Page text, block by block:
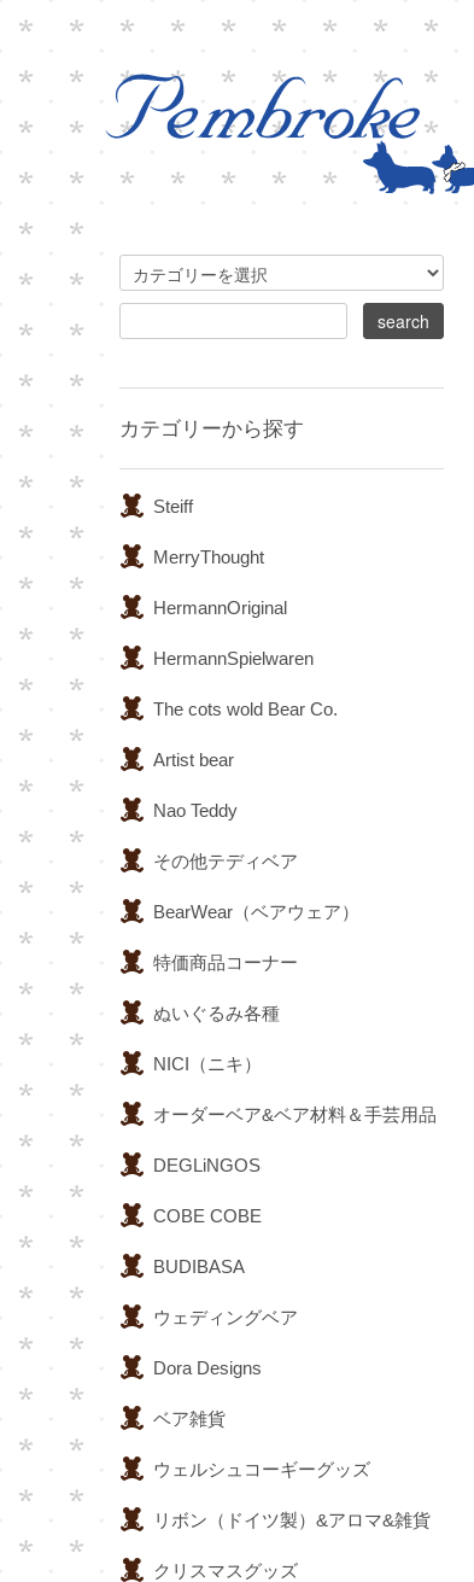
カテゴリーから探す
Steiff
MerryThought
HermannOriginal
HermannSpielwaren
The cots wold Bear Co.
Artist bear
Nao Teddy
その他テディベア
BearWear（ベアウェア）
特価商品コーナー
ぬいぐるみ各種
NICI（ニキ）
オーダーベア&ベア材料＆手芸用品
DEGLiNGOS
COBE COBE
BUDIBASA
ウェディングベア
Dora Designs
ベア雑貨
ウェルシュコーギーグッズ
リボン（ドイツ製）&アロマ&雑貨
クリスマスグッズ